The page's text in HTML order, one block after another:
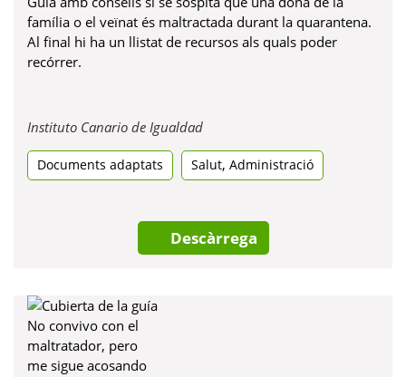
família o el veïnat és maltractada durant la quarantena.
Al final hi ha un llistat de recursos als quals poder
recórrer.
Instituto Canario de IgualdadObre
una
pestanya
Documents adaptats Salut, Administració
Descàrrega